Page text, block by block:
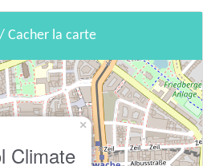
Cacher la carte
Climate
×